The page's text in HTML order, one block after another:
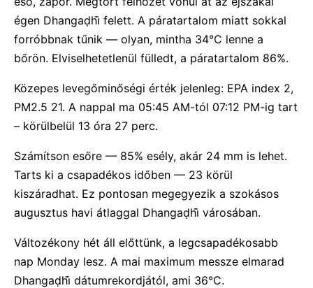
égen Dhangaḍhi̇̄ felett. A páratartalom miatt sokkal
forróbbnak tűnik — olyan, mintha 34°C lenne a
bőrön. Elviselhetetlenül fülledt, a páratartalom 86%.
Közepes levegőminőségi érték jelenleg: EPA index 2,
PM2.5 21. A nappal ma 05:45 AM-tól 07:12 PM-ig tart
– körülbelül 13 óra 27 perc.
Számítson esőre — 85% esély, akár 24 mm is lehet.
Tarts ki a csapadékos időben — 23 körül
kiszáradhat. Ez pontosan megegyezik a szokásos
augusztus havi átlaggal Dhangaḍhi̇̄ városában.
Változékony hét áll előttünk, a legcsapadékosabb
nap Monday lesz. A mai maximum messze elmarad
Dhangaḍhi̇̄ dátumrekordjától, ami 36°C.